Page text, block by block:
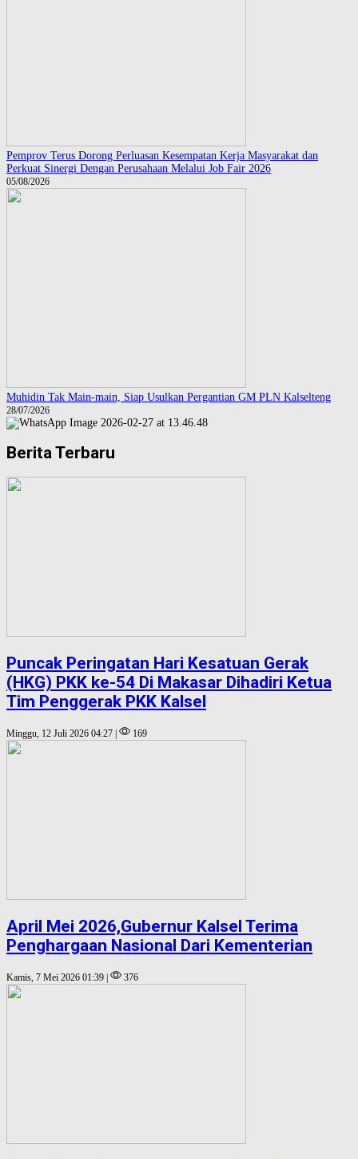
Pemprov Terus Dorong Perluasan Kesempatan Kerja Masyarakat dan
Perkuat Sinergi Dengan Perusahaan Melalui Job Fair 2026
05/08/2026
Muhidin Tak Main-main, Siap Usulkan Pergantian GM PLN Kalselteng
28/07/2026
Berita Terbaru
Puncak Peringatan Hari Kesatuan Gerak
(HKG) PKK ke-54 Di Makasar Dihadiri Ketua
Tim Penggerak PKK Kalsel
Minggu, 12 Juli 2026 04:27 | 169
April Mei 2026,Gubernur Kalsel Terima
Penghargaan Nasional Dari Kementerian
Kamis, 7 Mei 2026 01:39 | 376